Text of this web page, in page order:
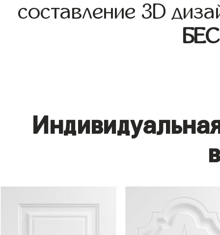
составление 3D